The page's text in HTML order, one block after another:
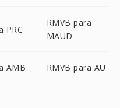
PRC
RMVB para
MAUD
AMB RMVB para AU